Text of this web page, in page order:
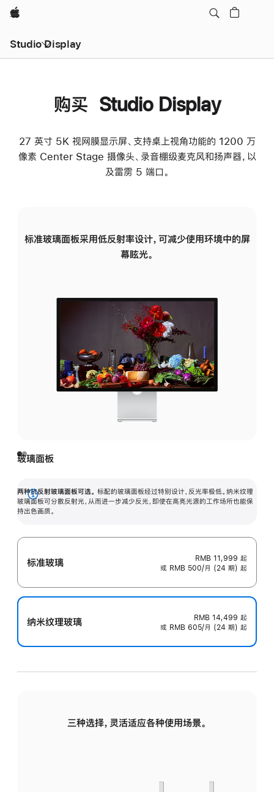
Apple
Studio Display
购买 Studio Display
27 英寸 5K 视网膜显示屏、支持桌上视角功能的 1200 万
像素 Center Stage 摄像头、录音棚级麦克风和扬声器，以
及雷雳 5 端口。
标准玻璃面板采用低反射率设计，可减少使用环境中的屏
幕眩光。
玻璃面板
两种抗反射玻璃面板可选。 标配的玻璃面板经过特别设计，反光率极低。纳米纹理
玻璃面板可分散反射光，从而进一步减少反光，即使在高亮光源的工作场所也能保
持出色画质。
展
开
标准玻璃 RMB 11,999 起
或 RMB 500/月 (24 期) 起
纳米纹理玻璃 RMB 14,499 起
或 RMB 605/月 (24 期) 起
三种选择，灵活适应各种使用场景。